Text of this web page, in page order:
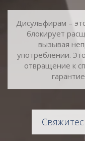
Дисульфирам –
блокирует
вызывая
употреблении.
отвращение к